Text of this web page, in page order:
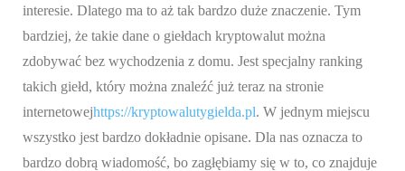
interesie. Dlatego ma to aż tak bardzo duże znaczenie. Tym
bardziej, że takie dane o giełdach kryptowalut można
zdobywać bez wychodzenia z domu. Jest specjalny ranking
takich giełd, który można znaleźć już teraz na stronie
internetowejhttps://kryptowalutygielda.pl. W jednym miejscu
wszystko jest bardzo dokładnie opisane. Dla nas oznacza to
bardzo dobrą wiadomość, bo zagłębiamy się w to, co znajduje